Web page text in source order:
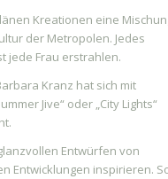
Kreationen eine
der Metropolen. Jedes
jede Frau erstrahlen.
Kranz hat sich mit
Jive“ oder „City Lights“
Entwürfen von
Entwicklungen inspirieren.